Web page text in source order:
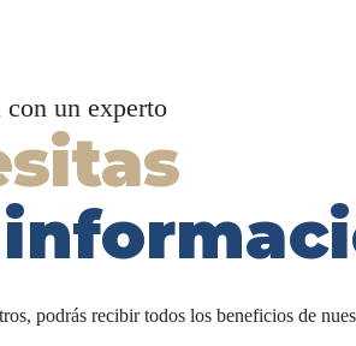
con un experto
podrás recibir todos los beneficios de